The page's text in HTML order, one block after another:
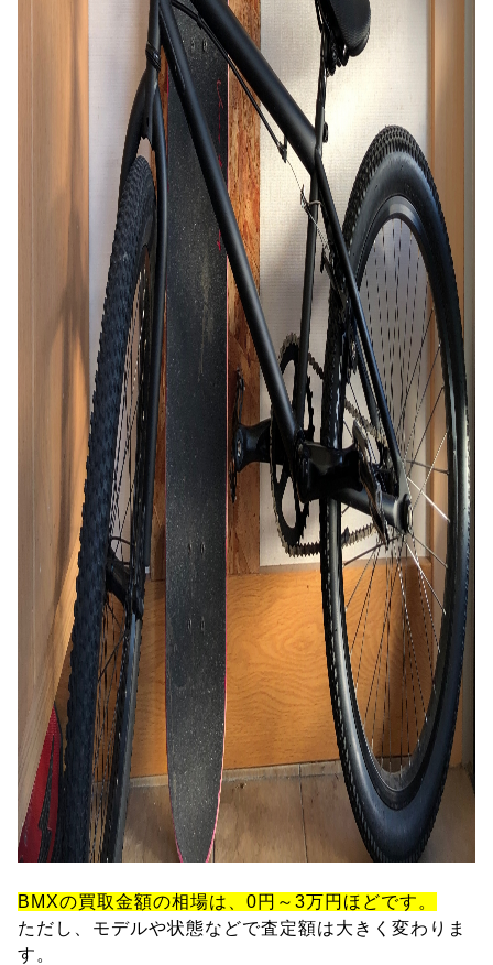
BMXの買取金額の相場は、0円～3万円ほどです。
ただし、モデルや状態などで査定額は大きく変わりま
す。